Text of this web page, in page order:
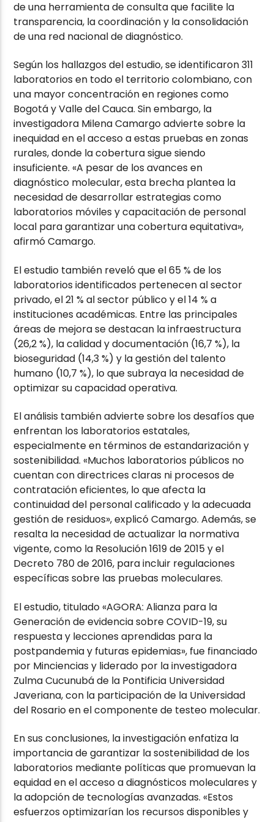
de una herramienta de consulta que facilite la
transparencia, la coordinación y la consolidación
de una red nacional de diagnóstico.
Según los hallazgos del estudio, se identificaron 311
laboratorios en todo el territorio colombiano, con
una mayor concentración en regiones como
Bogotá y Valle del Cauca. Sin embargo, la
investigadora Milena Camargo advierte sobre la
inequidad en el acceso a estas pruebas en zonas
rurales, donde la cobertura sigue siendo
insuficiente. «A pesar de los avances en
diagnóstico molecular, esta brecha plantea la
necesidad de desarrollar estrategias como
laboratorios móviles y capacitación de personal
local para garantizar una cobertura equitativa»,
afirmó Camargo.
El estudio también reveló que el 65 % de los
laboratorios identificados pertenecen al sector
privado, el 21 % al sector público y el 14 % a
instituciones académicas. Entre las principales
áreas de mejora se destacan la infraestructura
(26,2 %), la calidad y documentación (16,7 %), la
bioseguridad (14,3 %) y la gestión del talento
humano (10,7 %), lo que subraya la necesidad de
optimizar su capacidad operativa.
El análisis también advierte sobre los desafíos que
enfrentan los laboratorios estatales,
especialmente en términos de estandarización y
sostenibilidad. «Muchos laboratorios públicos no
cuentan con directrices claras ni procesos de
contratación eficientes, lo que afecta la
continuidad del personal calificado y la adecuada
gestión de residuos», explicó Camargo. Además, se
resalta la necesidad de actualizar la normativa
vigente, como la Resolución 1619 de 2015 y el
Decreto 780 de 2016, para incluir regulaciones
específicas sobre las pruebas moleculares.
El estudio, titulado «AGORA: Alianza para la
Generación de evidencia sobre COVID-19, su
respuesta y lecciones aprendidas para la
postpandemia y futuras epidemias», fue financiado
por Minciencias y liderado por la investigadora
Zulma Cucunubá de la Pontificia Universidad
Javeriana, con la participación de la Universidad
del Rosario en el componente de testeo molecular.
En sus conclusiones, la investigación enfatiza la
importancia de garantizar la sostenibilidad de los
laboratorios mediante políticas que promuevan la
equidad en el acceso a diagnósticos moleculares y
la adopción de tecnologías avanzadas. «Estos
esfuerzos optimizarían los recursos disponibles y